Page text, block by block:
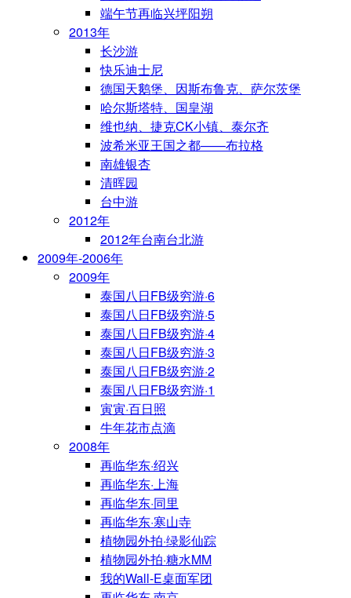
端午节再临兴坪阳朔
2013年
长沙游
快乐迪士尼
德国天鹅堡、因斯布鲁克、萨尔茨堡
哈尔斯塔特、国皇湖
维也纳、捷克CK小镇、泰尔齐
波希米亚王国之都——布拉格
南雄银杏
清晖园
台中游
2012年
2012年台南台北游
2009年-2006年
2009年
泰国八日FB级穷游·6
泰国八日FB级穷游·5
泰国八日FB级穷游·4
泰国八日FB级穷游·3
泰国八日FB级穷游·2
泰国八日FB级穷游·1
寅寅·百日照
牛年花市点滴
2008年
再临华东·绍兴
再临华东·上海
再临华东·同里
再临华东·寒山寺
植物园外拍·绿影仙踪
植物园外拍·糖水MM
我的Wall-E桌面军团